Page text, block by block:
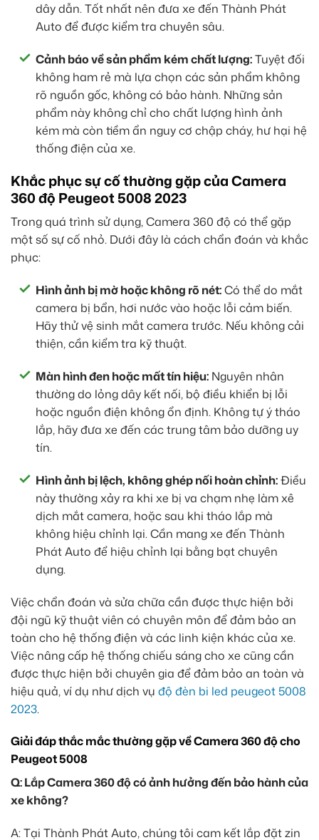
dây dẫn. Tốt nhất nên đưa xe đến Thành Phát
Auto để được kiểm tra chuyên sâu.
Cảnh báo về sản phẩm kém chất lượng:Tuyệt đối
không ham rẻ mà lựa chọn các sản phẩm không
rõ nguồn gốc, không có bảo hành. Những sản
phẩm này không chỉ cho chất lượng hình ảnh
kém mà còn tiềm ẩn nguy cơ chập cháy, hư hại hệ
thống điện của xe.
Khắc phục sự cố thường gặp của Camera
360 độ Peugeot 5008 2023
Trong quá trình sử dụng, Camera 360 độ có thể gặp
một số sự cố nhỏ. Dưới đây là cách chẩn đoán và khắc
phục:
Hình ảnh bị mờ hoặc không rõ nét:Có thể do mắt
camera bị bẩn, hơi nước vào hoặc lỗi cảm biến.
Hãy thử vệ sinh mắt camera trước. Nếu không cải
thiện, cần kiểm tra kỹ thuật.
Màn hình đen hoặc mất tín hiệu: Nguyên nhân
thường do lỏng dây kết nối, bộ điều khiển bị lỗi
hoặc nguồn điện không ổn định. Không tự ý tháo
lắp, hãy đưa xe đến các trung tâm bảo dưỡng uy
tín.
Hình ảnh bị lệch, không ghép nối hoàn chỉnh:Điều
này thường xảy ra khi xe bị va chạm nhẹ làm xê
dịch mắt camera, hoặc sau khi tháo lắp mà
không hiệu chỉnh lại. Cần mang xe đến Thành
Phát Auto để hiệu chỉnh lại bằng bạt chuyên
dụng.
Việc chẩn đoán và sửa chữa cần được thực hiện bởi
đội ngũ kỹ thuật viên có chuyên môn để đảm bảo an
toàn cho hệ thống điện và các linh kiện khác của xe.
Việc nâng cấp hệ thống chiếu sáng cho xe cũng cần
được thực hiện bởi chuyên gia để đảm bảo an toàn và
hiệu quả, ví dụ như dịch vụ độ đèn bi led peugeot 5008
2023.
Giải đáp thắc mắc thường gặp về Camera 360 độ cho
Peugeot 5008
Q: Lắp Camera 360 độ có ảnh hưởng đến bảo hành của
xe không?
A: Tại Thành Phát Auto, chúng tôi cam kết lắp đặt zin